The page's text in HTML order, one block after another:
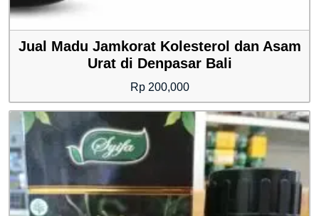
Jual Madu Jamkorat Kolesterol dan Asam
Urat di Denpasar Bali
Rp200,000